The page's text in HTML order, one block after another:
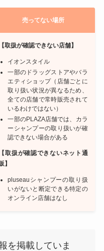
売ってない場所
【取扱が確認できない店舗】
イオンスタイル
一部のドラッグストアやバラ
エティショップ（店舗ごとに
取り扱い状況が異なるため、
全ての店舗で常時販売されて
いるわけではない）
一部のPLAZA店舗では、カラ
ーシャンプーの取り扱いが確
認できない場合がある
【取扱が確認できないネット通
】
pluseauシャンプーの取り扱
いがないと断定できる特定の
オンライン店舗はなし
を掲載していま